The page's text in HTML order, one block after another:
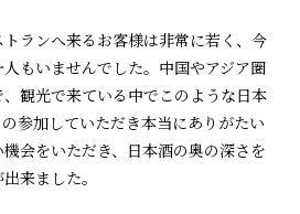
ランへ来るお客様は非常に若く、今
もいませんでした。中国やアジア圏
観光で来ている中でこのような日本
参加していただき本当にありがたい
会をいただき、日本酒の奥の深さを
来ました。